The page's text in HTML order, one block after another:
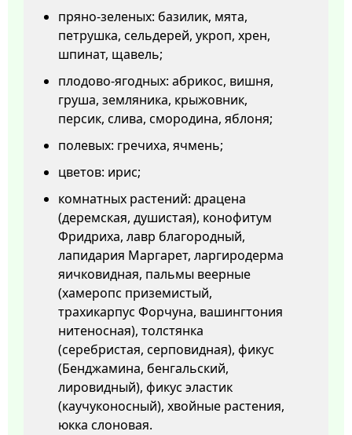
пряно-зеленых: базилик, мята,
петрушка, сельдерей, укроп, хрен,
шпинат, щавель;
плодово-ягодных: абрикос, вишня,
груша, земляника, крыжовник,
персик, слива, смородина, яблоня;
полевых: гречиха, ячмень;
цветов: ирис;
комнатных растений: драцена
(деремская, душистая), конофитум
Фридриха, лавр благородный,
лапидария Маргарет, ларгиродерма
яичковидная, пальмы веерные
(хамеропс приземистый,
трахикарпус Форчуна, вашингтония
нитеносная), толстянка
(серебристая, серповидная), фикус
(Бенджамина, бенгальский,
лировидный), фикус эластик
(каучуконосный), хвойные растения,
юкка слоновая.